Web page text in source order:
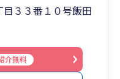
務、経営管理の効
としており、決算
ュアル化、組織化
。
３３番１０号飯田
介無料